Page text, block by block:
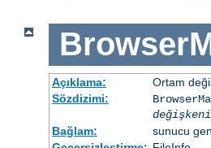
Açıklama:
Ortam
Sözdizimi:
değişkeni
Bağlam:
sunucu